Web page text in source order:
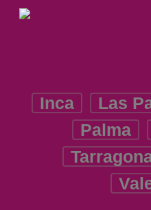
Skip
Inca Las
Palma